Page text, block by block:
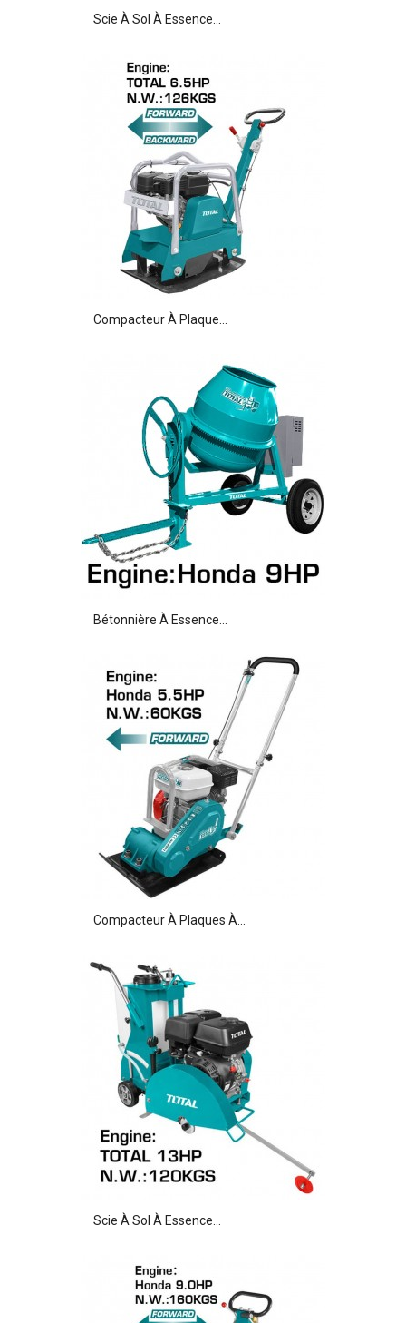
Scie À Sol À Essence...
Compacteur À Plaque...
Bétonnière À Essence...
Compacteur À Plaques À...
Scie À Sol À Essence...